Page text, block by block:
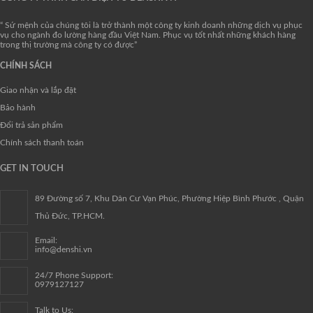
“ Sứ mệnh của chúng tôi là trở thành một công ty kinh doanh những dịch vụ phục
vụ cho ngành đo lường hàng đầu Việt Nam. Phục vụ tốt nhất những khách hàng
trong thị trường mà công ty có được”
CHÍNH SÁCH
Giao nhận và lắp đặt
Bảo hành
Đổi trả sản phẩm
Chính sách thanh toán
GET IN TOUCH
89 Đường số 7, Khu Dân Cư Vạn Phúc, Phường Hiệp Bình Phước , Quận
Thủ Đức, TP.HCM.
Email:
info@denshi.vn
24/7 Phone Support:
0979127127
Talk to Us: